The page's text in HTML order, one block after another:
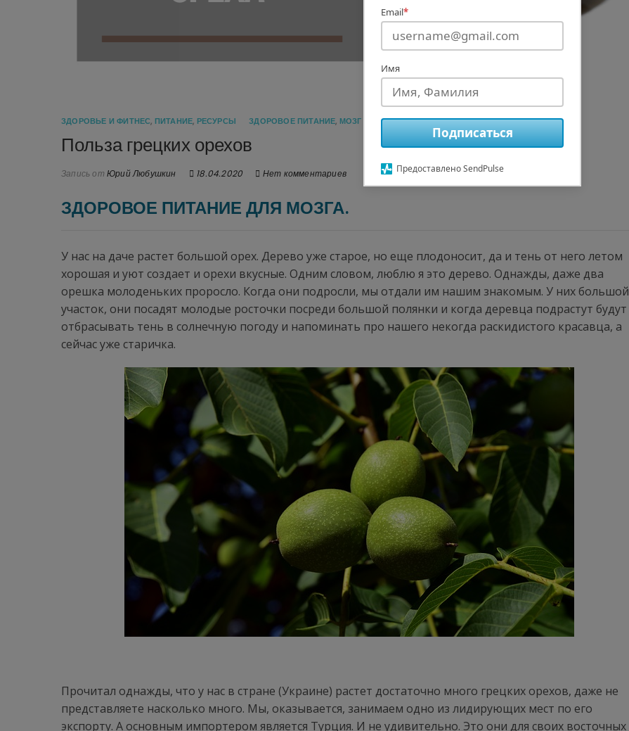
ЗДОРОВЬЕ И ФИТНЕС, ПИТАНИЕ, РЕСУРСЫ ЗДОРОВОЕ ПИТАНИЕ, МОЗГ
Польза грецких орехов
Запись от Юрий Любушкин 18.04.2020 Нет комментариев
ЗДОРОВОЕ ПИТАНИЕ ДЛЯ МОЗГА.
У нас на даче растет большой орех. Дерево уже старое, но еще плодоносит, да и тень от него летом
хорошая и уют создает и орехи вкусные. Одним словом, люблю я это дерево. Однажды, даже два
орешка молоденьких проросло. Когда они подросли, мы отдали им нашим знакомым. У них большой
участок, они посадят молодые росточки посреди большой полянки и когда деревца подрастут будут
отбрасывать тень в солнечную погоду и напоминать про нашего некогда раскидистого красавца, а
сейчас уже старичка.
Прочитал однажды, что у нас в стране (Украине) растет достаточно много грецких орехов, даже не
представляете насколько много. Мы, оказывается, занимаем одно из лидирующих мест по его
экспорту. А основным импортером является Турция. И не удивительно. Это они для своих восточных
Email*
Имя
Подписаться
Предоставлено SendPulse